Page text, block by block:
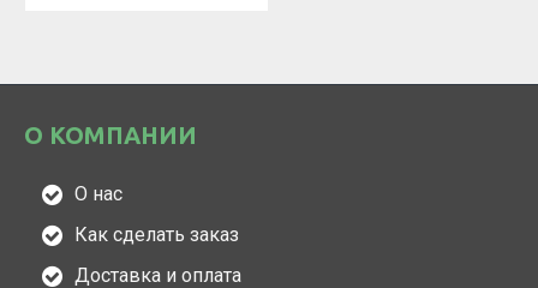
О КОМПАНИИ
О нас
Как сделать заказ
Доставка и оплата